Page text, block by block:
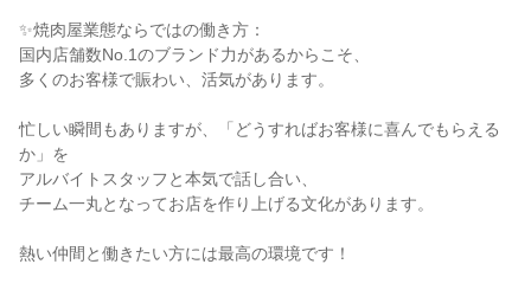
✨焼肉屋業態ならではの働き方：
国内店舗数No.1のブランド力があるからこそ、
多くのお客様で賑わい、活気があります。
忙しい瞬間もありますが、「どうすればお客様に喜んでもらえる
か」を
アルバイトスタッフと本気で話し合い、
チーム一丸となってお店を作り上げる文化があります。
熱い仲間と働きたい方には最高の環境です！